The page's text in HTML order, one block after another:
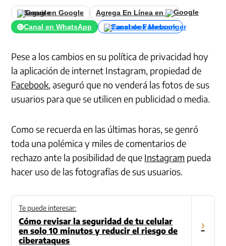
Seguir en Google
Agrega En Línea en
Canal en WhatsApp
Canal de Facebook
Pese a los cambios en su política de privacidad hoy
la aplicación de internet Instagram, propiedad de
Facebook, aseguró que no venderá las fotos de sus
usuarios para que se utilicen en publicidad o media.
Como se recuerda en las últimas horas, se genró
toda una polémica y miles de comentarios de
rechazo ante la posibilidad de que Instagram pueda
hacer uso de las fotografías de sus usuarios.
Te puede interesar:
Cómo revisar la seguridad de tu celular
en solo 10 minutos y reducir el riesgo de
ciberataques
›